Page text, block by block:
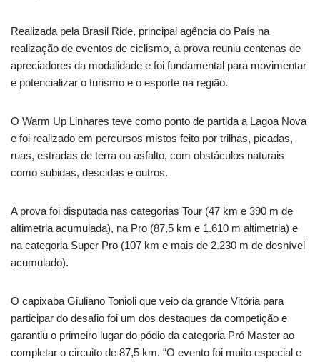
Realizada pela Brasil Ride, principal agência do País na
realização de eventos de ciclismo, a prova reuniu centenas de
apreciadores da modalidade e foi fundamental para movimentar
e potencializar o turismo e o esporte na região.
O Warm Up Linhares teve como ponto de partida a Lagoa Nova
e foi realizado em percursos mistos feito por trilhas, picadas,
ruas, estradas de terra ou asfalto, com obstáculos naturais
como subidas, descidas e outros.
A prova foi disputada nas categorias Tour (47 km e 390 m de
altimetria acumulada), na Pro (87,5 km e 1.610 m altimetria) e
na categoria Super Pro (107 km e mais de 2.230 m de desnível
acumulado).
O capixaba Giuliano Tonioli que veio da grande Vitória para
participar do desafio foi um dos destaques da competição e
garantiu o primeiro lugar do pódio da categoria Pró Master ao
completar o circuito de 87,5 km. “O evento foi muito especial e